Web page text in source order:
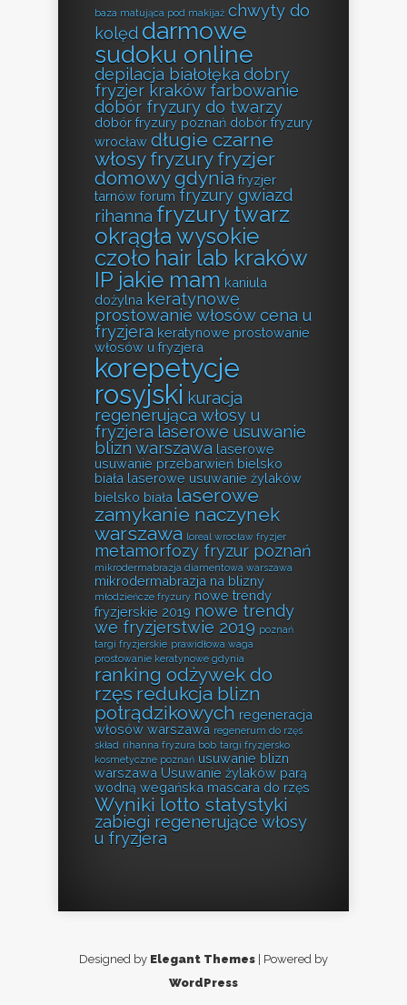
baza matująca pod makijaż chwyty do
kolęd darmowe
sudoku online
depilacja białołęka dobry
fryzjer kraków farbowanie
dobór fryzury do twarzy
dobór fryzury poznań dobór fryzury
wrocław długie czarne
włosy fryzury fryzjer
domowy gdynia fryzjer
tarnów forum fryzury gwiazd
rihanna fryzury twarz
okrągła wysokie
czoło hair lab kraków
IP jakie mam kaniula
dożylna keratynowe
prostowanie włosów cena u
fryzjera keratynowe prostowanie
włosów u fryzjera
korepetycje
rosyjski kuracja
regenerująca włosy u
fryzjera laserowe usuwanie
blizn warszawa laserowe
usuwanie przebarwień bielsko
biała laserowe usuwanie żylaków
bielsko biała laserowe
zamykanie naczynek
warszawa
loreal wrocław fryzjer
metamorfozy fryzur poznań
mikrodermabrazja diamentowa warszawa
mikrodermabrazja na blizny
młodzieńcze fryzury nowe trendy
fryzjerskie 2019 nowe trendy
we fryzjerstwie 2019 poznań
targi fryzjerskie prawidłowa waga
prostowanie keratynowe gdynia
ranking odżywek do
rzęs redukcja blizn
potrądzikowych regeneracja
włosów warszawa regenerum do rzęs
skład rihanna fryzura bob targi fryzjersko
kosmetyczne poznań usuwanie blizn
warszawa Usuwanie żylaków parą
wodną wegańska mascara do rzęs
Wyniki lotto statystyki
zabiegi regenerujące włosy
u fryzjera
Designed by Elegant Themes | Powered by
WordPress